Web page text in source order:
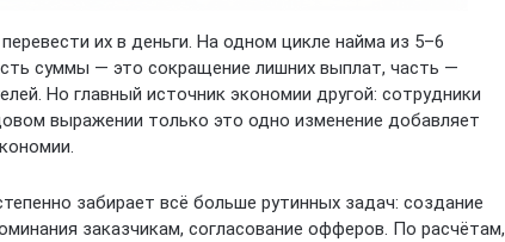
их в деньги. На одном цикле найма из 5–6
суммы — это сокращение лишних выплат, часть —
Но главный источник экономии другой: сотрудники
выражении только это одно изменение добавляет
забирает всё больше рутинных задач: создание
заказчикам, согласование офферов. По расчётам,